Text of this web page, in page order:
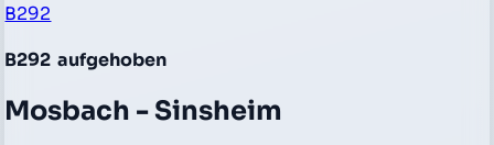
B292
B292 aufgehoben
Mosbach - Sinsheim